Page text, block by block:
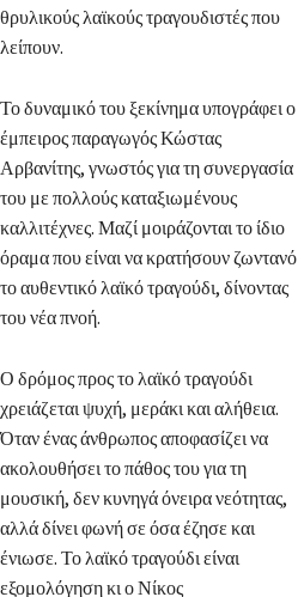
θρυλικούς λαϊκούς τραγουδιστές που
λείπουν.
Το δυναμικό του ξεκίνημα υπογράφει ο
έμπειρος παραγωγός Κώστας
Αρβανίτης, γνωστός για τη συνεργασία
του με πολλούς καταξιωμένους
καλλιτέχνες. Μαζί μοιράζονται το ίδιο
όραμα που είναι να κρατήσουν ζωντανό
το αυθεντικό λαϊκό τραγούδι, δίνοντας
του νέα πνοή.
Ο δρόμος προς το λαϊκό τραγούδι
χρειάζεται ψυχή, μεράκι και αλήθεια.
Όταν ένας άνθρωπος αποφασίζει να
ακολουθήσει το πάθος του για τη
μουσική, δεν κυνηγά όνειρα νεότητας,
αλλά δίνει φωνή σε όσα έζησε και
ένιωσε. Το λαϊκό τραγούδι είναι
εξομολόγηση κι ο Νίκος